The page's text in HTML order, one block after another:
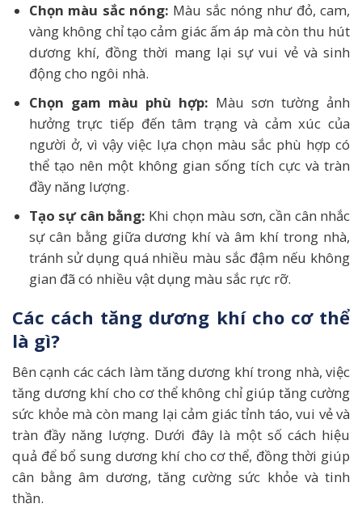
Chọn màu sắc nóng: Màu sắc nóng như đỏ, cam,
vàng không chỉ tạo cảm giác ấm áp mà còn thu hút
dương khí, đồng thời mang lại sự vui vẻ và sinh
động cho ngôi nhà.
Chọn gam màu phù hợp: Màu sơn tường ảnh
hưởng trực tiếp đến tâm trạng và cảm xúc của
người ở, vì vậy việc lựa chọn màu sắc phù hợp có
thể tạo nên một không gian sống tích cực và tràn
đầy năng lượng.
Tạo sự cân bằng: Khi chọn màu sơn, cần cân nhắc
sự cân bằng giữa dương khí và âm khí trong nhà,
tránh sử dụng quá nhiều màu sắc đậm nếu không
gian đã có nhiều vật dụng màu sắc rực rỡ.
Các cách tăng dương khí cho cơ thể
là gì?
Bên cạnh các cách làm tăng dương khí trong nhà, việc
tăng dương khí cho cơ thể không chỉ giúp tăng cường
sức khỏe mà còn mang lại cảm giác tỉnh táo, vui vẻ và
tràn đầy năng lượng. Dưới đây là một số cách hiệu
quả để bổ sung dương khí cho cơ thể, đồng thời giúp
cân bằng âm dương, tăng cường sức khỏe và tinh
thần.